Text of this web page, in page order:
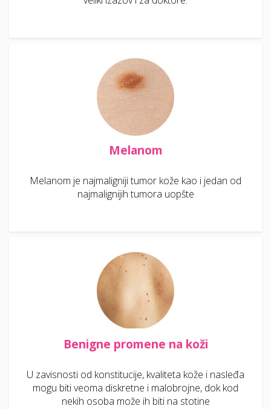
Melanom
Melanom je najmaligniji tumor kože kao i jedan od
najmalignijih tumora uopšte
Benigne promene na koži
U zavisnosti od konstitucije, kvaliteta kože i nasleđa
mogu biti veoma diskretne i malobrojne, dok kod
nekih osoba može ih biti na stotine